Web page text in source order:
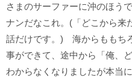
さまのサーファーに沖のほう
ナンだなこれ。(「どこから来
話だけです。) 海からももち
事ができて、途中から「俺、
わからなくなりましたが本当